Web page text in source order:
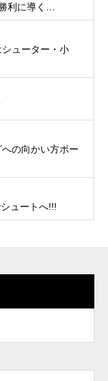
利に導く…
シューター・小
の向かい方ボー
ュートへ!!!